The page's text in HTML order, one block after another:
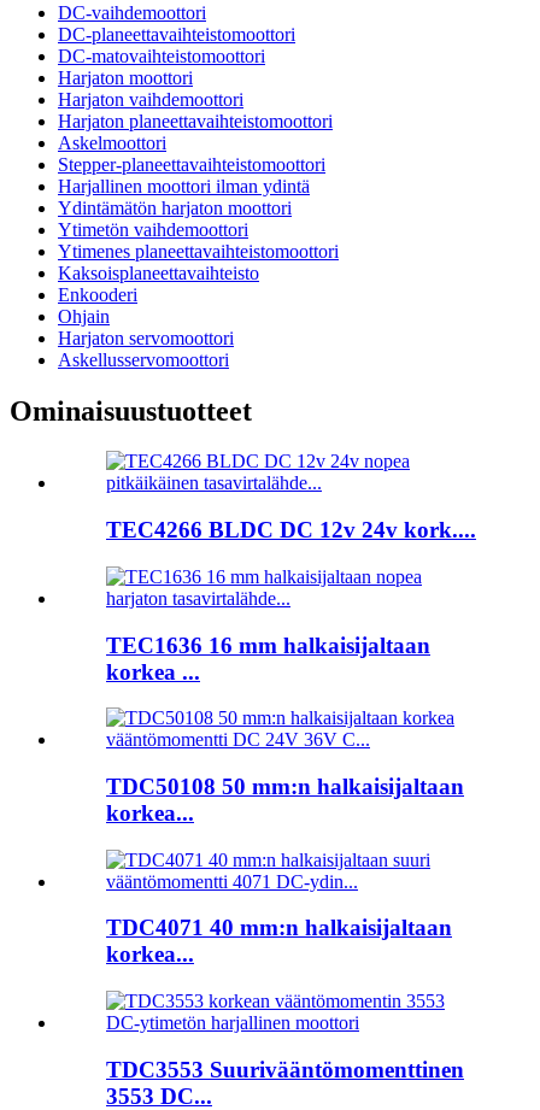
DC-vaihdemoottori
DC-planeettavaihteistomoottori
DC-matovaihteistomoottori
Harjaton moottori
Harjaton vaihdemoottori
Harjaton planeettavaihteistomoottori
Askelmoottori
Stepper-planeettavaihteistomoottori
Harjallinen moottori ilman ydintä
Ydintämätön harjaton moottori
Ytimetön vaihdemoottori
Ytimenes planeettavaihteistomoottori
Kaksoisplaneettavaihteisto
Enkooderi
Ohjain
Harjaton servomoottori
Askellusservomoottori
Ominaisuustuotteet
TEC4266 BLDC DC 12v 24v kork....
TEC1636 16 mm halkaisijaltaan
korkea ...
TDC50108 50 mm:n halkaisijaltaan
korkea...
TDC4071 40 mm:n halkaisijaltaan
korkea...
TDC3553 Suurivääntömomenttinen
3553 DC...